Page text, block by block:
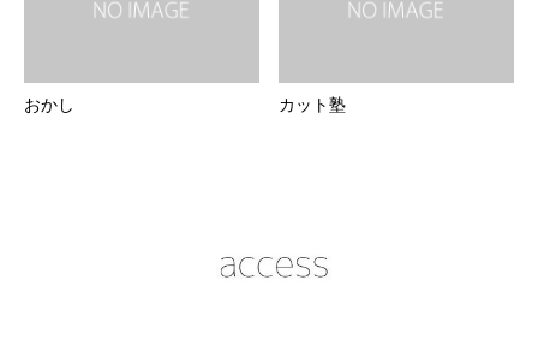
おかし カット塾